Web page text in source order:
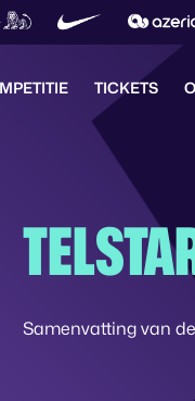
TICKETS
Samenvatting van